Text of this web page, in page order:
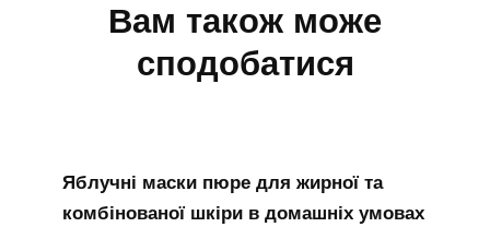
Вам також може
сподобатися
Яблучні маски пюре для жирної та
комбінованої шкіри в домашніх умовах